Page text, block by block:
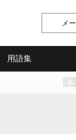
メ
用語集